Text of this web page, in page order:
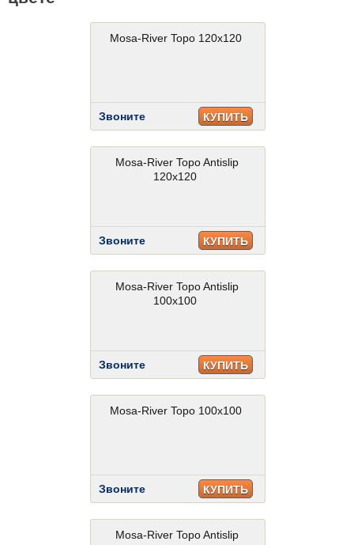
Mosa-River Topo 120x120
Звоните КУПИТЬ
Mosa-River Topo Antislip
120x120
Звоните КУПИТЬ
Mosa-River Topo Antislip
100x100
Звоните КУПИТЬ
Mosa-River Topo 100x100
Звоните КУПИТЬ
Mosa-River Topo Antislip